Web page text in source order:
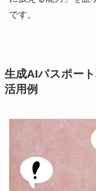
です。
生成AIパスポー
活用例